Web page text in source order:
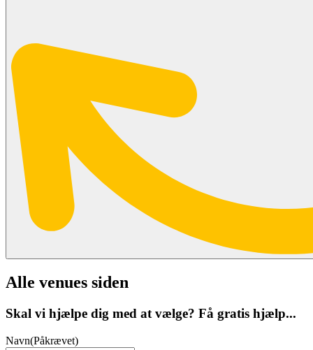
Alle venues siden
Skal vi hjælpe dig med at vælge? Få gratis hjælp...
Navn(Påkrævet)